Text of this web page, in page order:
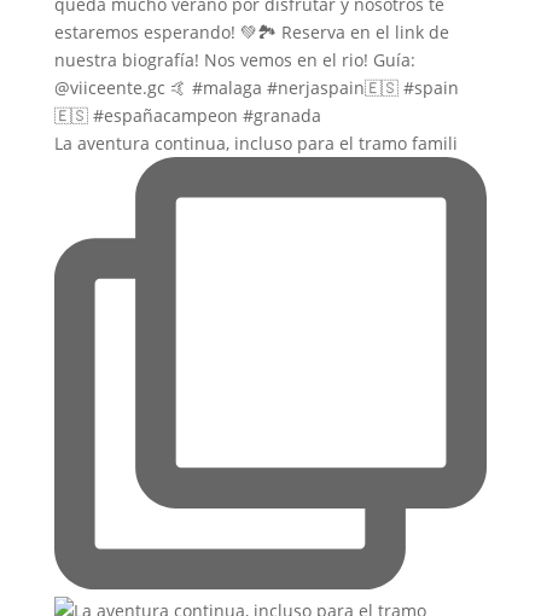
La aventura continua, incluso para el tramo famili